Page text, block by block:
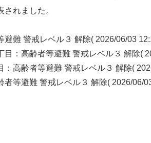
れました。
避難 警戒レベル３ 解除( 2026/06/03
目：高齢者等避難 警戒レベル３ 解除(
：高齢者等避難 警戒レベル３ 解除(
者等避難 警戒レベル３ 解除( 2026/06/